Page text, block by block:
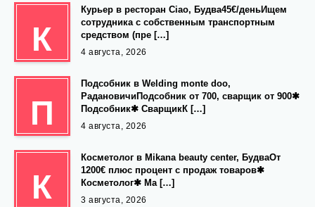
К
Курьер в ресторан Ciao, Будва45€/деньИщем
сотрудника с собственным транспортным
средством (пре […]
4 августа, 2026
П
Подсобник в Welding monte doo,
РадановичиПодсобник от 700, сварщик от 900✱
Подсобник✱ СварщикК […]
4 августа, 2026
К
Косметолог в Mikana beauty center, БудваОт
1200€ плюс процент с продаж товаров✱
Косметолог✱ Ма […]
3 августа, 2026